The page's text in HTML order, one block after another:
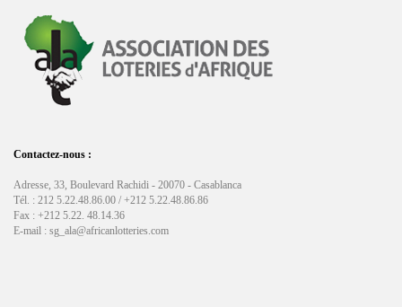
Contactez-nous :
Adresse, 33, Boulevard Rachidi - 20070 - Casablanca
Tél. : 212 5.22.48.86.00 / +212 5.22.48.86.86
Fax : +212 5.22. 48.14.36
E-mail : sg_ala@africanlotteries.com